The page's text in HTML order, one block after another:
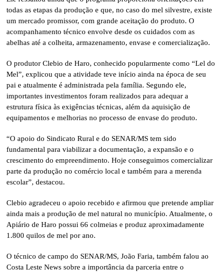
todas as etapas da produção e que, no caso do mel silvestre, existe
um mercado promissor, com grande aceitação do produto. O
acompanhamento técnico envolve desde os cuidados com as
abelhas até a colheita, armazenamento, envase e comercialização.
O produtor Clebio de Haro, conhecido popularmente como “Lel do
Mel”, explicou que a atividade teve início ainda na época de seu
pai e atualmente é administrada pela família. Segundo ele,
importantes investimentos foram realizados para adequar a
estrutura física às exigências técnicas, além da aquisição de
equipamentos e melhorias no processo de envase do produto.
“O apoio do Sindicato Rural e do SENAR/MS tem sido
fundamental para viabilizar a documentação, a expansão e o
crescimento do empreendimento. Hoje conseguimos comercializar
parte da produção no comércio local e também para a merenda
escolar”, destacou.
Clebio agradeceu o apoio recebido e afirmou que pretende ampliar
ainda mais a produção de mel natural no município. Atualmente, o
Apiário de Haro possui 66 colmeias e produz aproximadamente
1.800 quilos de mel por ano.
O técnico de campo do SENAR/MS, João Faria, também falou ao
Costa Leste News sobre a importância da parceria entre o